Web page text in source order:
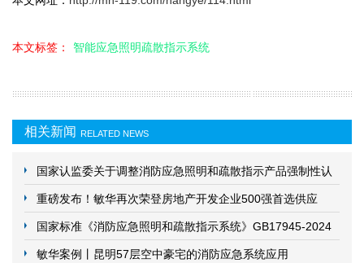
本文标签： 智能应急照明疏散指示系统
相关新闻 RELATED NEWS
国家认监委关于调整消防应急照明和疏散指示产品强制性认
证实施要求的公告
重磅发布！敏华再次荣登房地产开发企业500强首选供应
商！
国家标准《消防应急照明和疏散指示系统》GB17945-2024
发布！2025年5月1日实施
敏华案例丨昆明57层空中豪宅的消防应急系统应用